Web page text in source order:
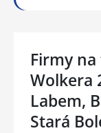
Firmy
Wolkera
Labem,
Stará